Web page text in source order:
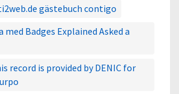
gästebuch contigo
med Badges Explained Asked a
record is provided by DENIC for